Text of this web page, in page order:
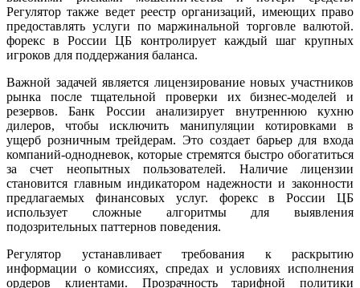
Регулятор также ведет реестр организаций, имеющих право
предоставлять услуги по маржинальной торговле валютой.
форекс в России ЦБ контролирует каждый шаг крупных
игроков для поддержания баланса.
Важной задачей является лицензирование новых участников
рынка после тщательной проверки их бизнес-моделей и
резервов. Банк России анализирует внутреннюю кухню
дилеров, чтобы исключить манипуляции котировками в
ущерб розничным трейдерам. Это создает барьер для входа
компаний-однодневок, которые стремятся быстро обогатиться
за счет неопытных пользователей. Наличие лицензии
становится главным индикатором надежности и законности
предлагаемых финансовых услуг. форекс в России ЦБ
использует сложные алгоритмы для выявления
подозрительных паттернов поведения.
Регулятор устанавливает требования к раскрытию
информации о комиссиях, спредах и условиях исполнения
ордеров клиентами. Прозрачность тарифной политики